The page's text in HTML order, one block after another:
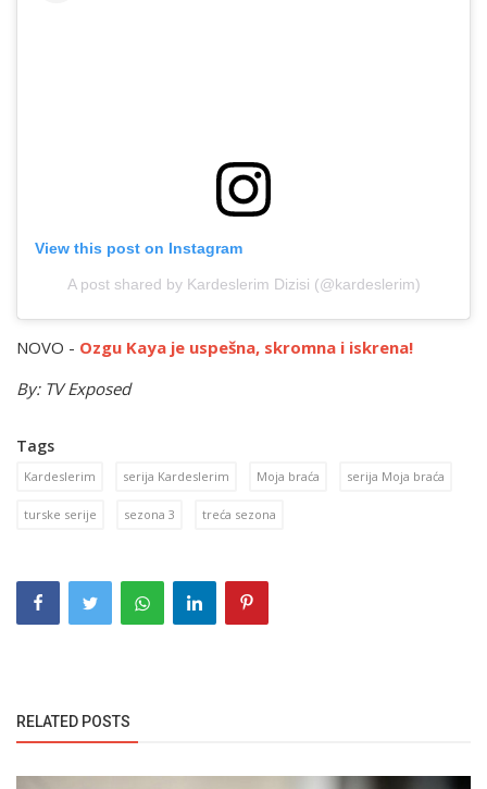
View this post on Instagram
A post shared by Kardeslerim Dizisi (@kardeslerim)
NOVO - Ozgu Kaya je uspešna, skromna i iskrena!
By: TV Exposed
Tags
Kardeslerim serija Kardeslerim Moja braća serija Moja braća
turske serije sezona 3 treća sezona
RELATED POSTS